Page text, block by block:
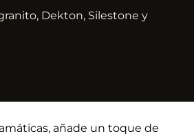
Dekton, Silestone y
añade un toque de